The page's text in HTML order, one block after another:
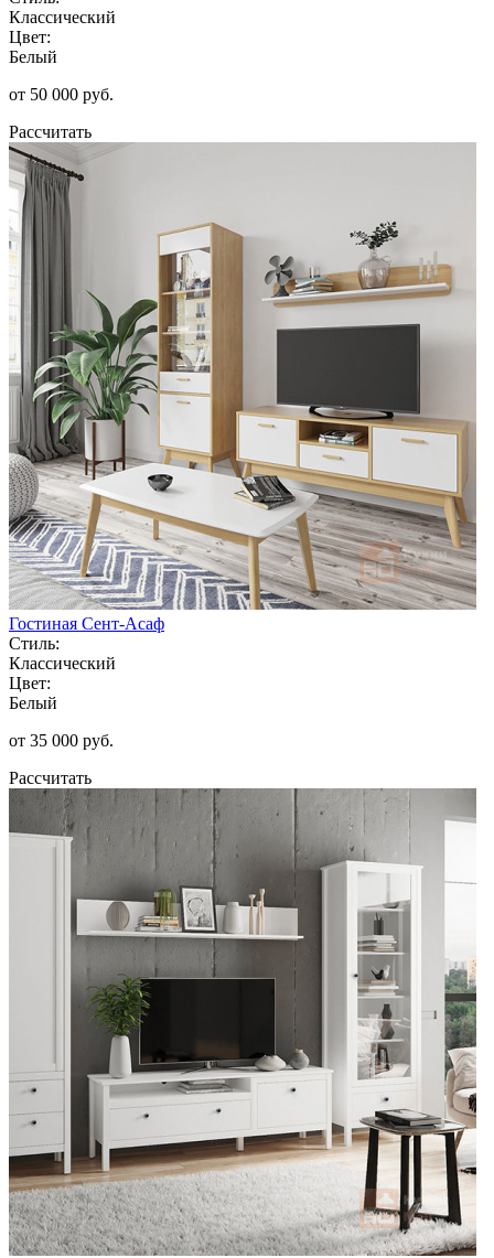
Классический
Цвет:
Белый
от 50 000 руб.
Рассчитать
Гостиная Сент-Асаф
Стиль:
Классический
Цвет:
Белый
от 35 000 руб.
Рассчитать